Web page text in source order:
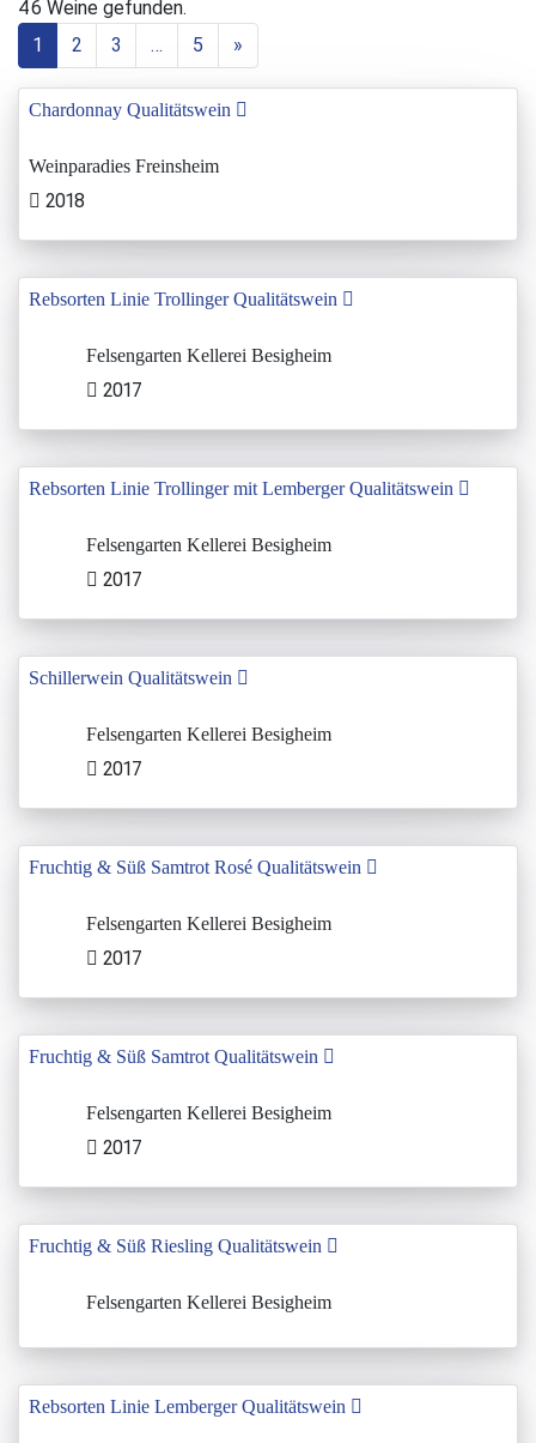
46 Weine gefunden.
1
2 3 … 5 »
Chardonnay Qualitätswein
Weinparadies Freinsheim
2018
Rebsorten Linie Trollinger Qualitätswein
Felsengarten Kellerei Besigheim
2017
Rebsorten Linie Trollinger mit Lemberger Qualitätswein
Felsengarten Kellerei Besigheim
2017
Schillerwein Qualitätswein
Felsengarten Kellerei Besigheim
2017
Fruchtig & Süß Samtrot Rosé Qualitätswein
Felsengarten Kellerei Besigheim
2017
Fruchtig & Süß Samtrot Qualitätswein
Felsengarten Kellerei Besigheim
2017
Fruchtig & Süß Riesling Qualitätswein
Felsengarten Kellerei Besigheim
Rebsorten Linie Lemberger Qualitätswein